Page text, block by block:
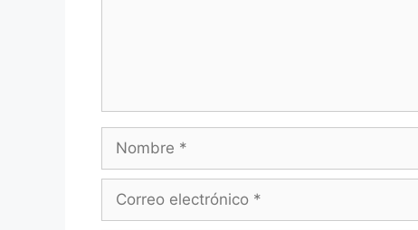
electrónico